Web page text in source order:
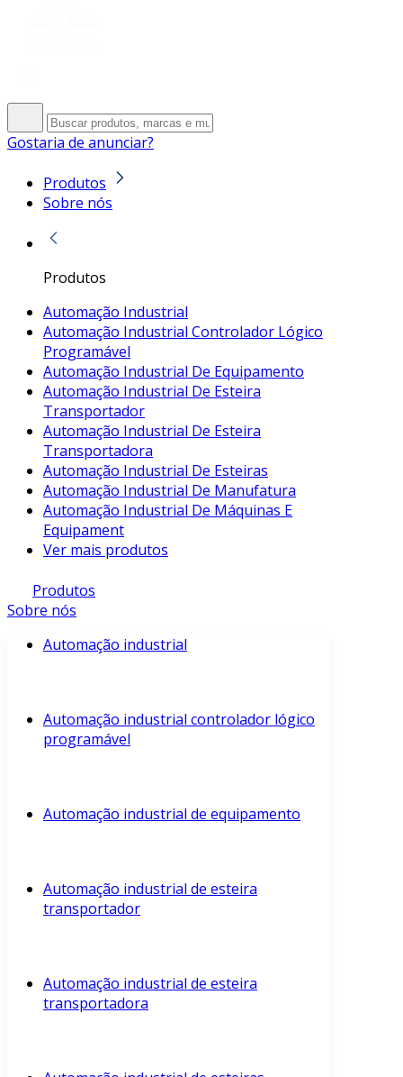
Gostaria de anunciar?
Produtos
Sobre nós
Produtos
Automação Industrial
Automação Industrial Controlador Lógico
Programável
Automação Industrial De Equipamento
Automação Industrial De Esteira
Transportador
Automação Industrial De Esteira
Transportadora
Automação Industrial De Esteiras
Automação Industrial De Manufatura
Automação Industrial De Máquinas E
Equipament
Ver mais produtos
Produtos
Sobre nós
Automação industrial
Automação industrial controlador lógico
programável
Automação industrial de equipamento
Automação industrial de esteira
transportador
Automação industrial de esteira
transportadora